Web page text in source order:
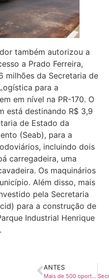
também autorizou a
a Prado Ferreira,
milhões da Secretaria de
para a
em nível na PR-170. O
está destinando R$ 3,9
de Estado da
(Seab), para a
incluindo dois
carregadeira, uma
Os maquinários
Além disso, mais
pela Secretaria
para a construção de
Industrial Henrique
ANTES
Mais de 500 oportunidades de emprego em ação na Amepar